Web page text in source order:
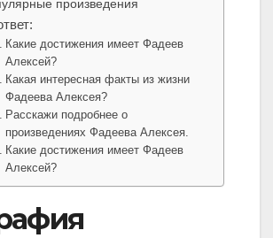
произведения
Какие достижения имеет Фадеев
Алексей?
Какая интересная факты из жизни
Фадеева Алексея?
Расскажи подробнее о
произведениях Фадеева Алексея.
Какие достижения имеет Фадеев
Алексей?